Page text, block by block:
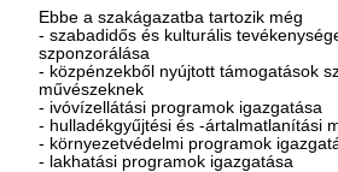
Ebbe a szakágazatba tartozik még
- szabadidős és kulturális
szponzorálása
- közpénzekből nyújtott támogatások
művészeknek
- ivóvízellátási programok igazgatása
- hulladékgyűjtési és -ártalmatlanítási
- környezetvédelmi programok
- lakhatási programok igazgatása